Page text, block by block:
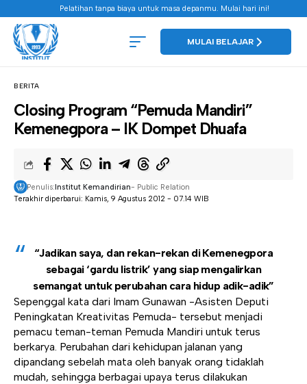
Pelatihan tanpa biaya untuk masa depanmu. Mulai hari ini!
MULAI BELAJAR
BERITA
Closing Program “Pemuda Mandiri”
Kemenegpora – IK Dompet Dhuafa
Terakhir diperbarui: Kamis, 9 Agustus 2012 - 07.14 WIB
Penulis:Institut Kemandirian- Public Relation
“Jadikan saya, dan rekan-rekan di Kemenegpora
sebagai ‘gardu listrik’ yang siap mengalirkan
semangat untuk perubahan cara hidup adik-adik”
Sepenggal kata dari Imam Gunawan -Asisten Deputi
Peningkatan Kreativitas Pemuda- tersebut menjadi
pemacu teman-teman Pemuda Mandiri untuk terus
berkarya. Perubahan dari kehidupan jalanan yang
dipandang sebelah mata oleh banyak orang tidaklah
mudah, sehingga berbagai upaya terus dilakukan